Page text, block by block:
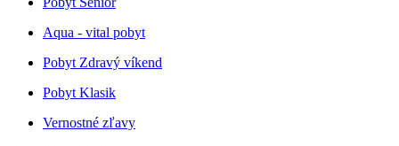
Aqua - vital pobyt
Pobyt Zdravý víkend
Pobyt Klasik
Vernostné zľavy